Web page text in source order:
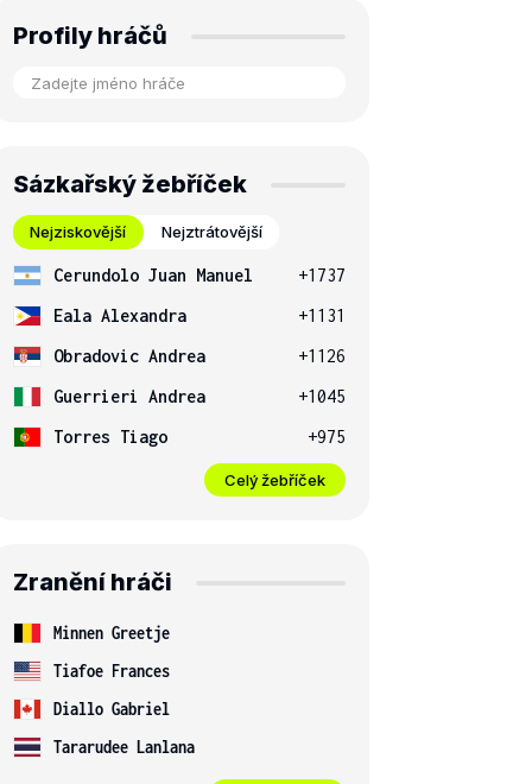
Profily hráčů
Sázkařský žebříček
Nejziskovější Nejztrátovější
Cerundolo Juan Manuel
+1737
Eala Alexandra
+1131
Obradovic Andrea
+1126
Guerrieri Andrea
+1045
Torres Tiago
+975
Celý žebříček
Zranění hráči
Minnen Greetje
Tiafoe Frances
Diallo Gabriel
Tararudee Lanlana